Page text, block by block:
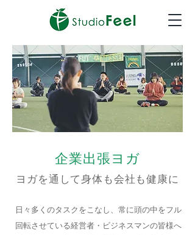
企業出張ヨガ
ヨガを通して身体も会社も健康に
日々多くのタスクをこなし、常に頭の中をフル
回転させている経営者・ビジネスマンの皆様へ